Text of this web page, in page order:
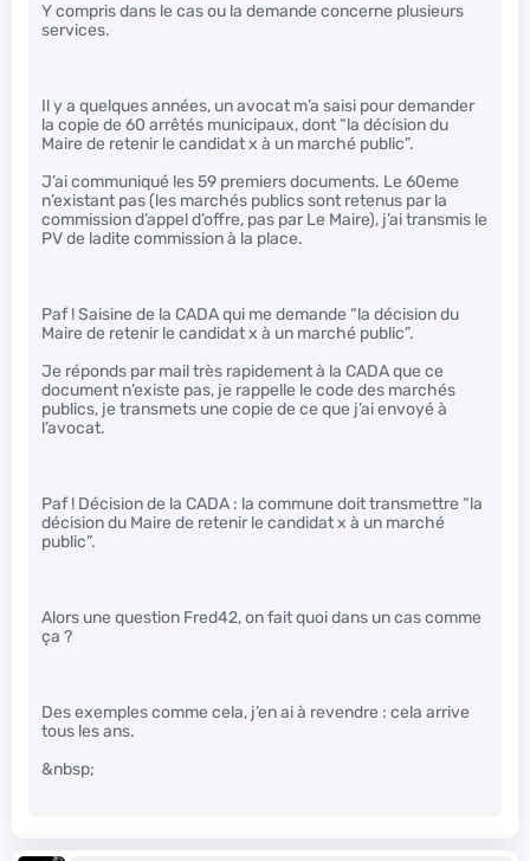
Y compris dans le cas ou la demande concerne plusieurs
services.
Il y a quelques années, un avocat m’a saisi pour demander
la copie de 60 arrêtés municipaux, dont “la décision du
Maire de retenir le candidat x à un marché public”.
J’ai communiqué les 59 premiers documents. Le 60eme
n’existant pas (les marchés publics sont retenus par la
commission d’appel d’offre, pas par Le Maire), j’ai transmis le
PV de ladite commission à la place.
Paf ! Saisine de la CADA qui me demande “la décision du
Maire de retenir le candidat x à un marché public”.
Je réponds par mail très rapidement à la CADA que ce
document n’existe pas, je rappelle le code des marchés
publics, je transmets une copie de ce que j’ai envoyé à
l’avocat.
Paf ! Décision de la CADA : la commune doit transmettre “la
décision du Maire de retenir le candidat x à un marché
public”.
Alors une question Fred42, on fait quoi dans un cas comme
ça ?
Des exemples comme cela, j’en ai à revendre : cela arrive
tous les ans.
&nbsp;